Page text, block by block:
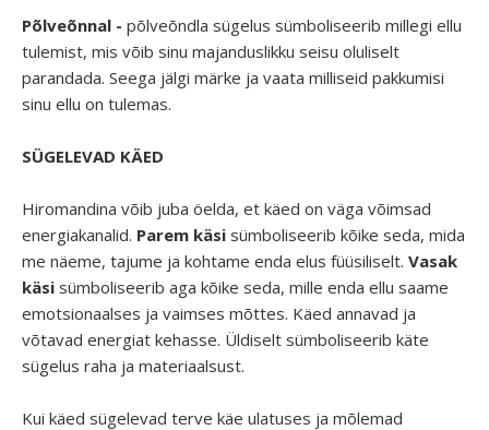
Põlveõnnal - põlveõndla sügelus sümboliseerib millegi ellu
tulemist, mis võib sinu majanduslikku seisu oluliselt
parandada. Seega jälgi märke ja vaata milliseid pakkumisi
sinu ellu on tulemas.
SÜGELEVAD KÄED
Hiromandina võib juba öelda, et käed on väga võimsad
energiakanalid. Parem käsi sümboliseerib kõike seda, mida
me näeme, tajume ja kohtame enda elus füüsiliselt. Vasak
käsi sümboliseerib aga kõike seda, mille enda ellu saame
emotsionaalses ja vaimses mõttes. Käed annavad ja
võtavad energiat kehasse. Üldiselt sümboliseerib käte
sügelus raha ja materiaalsust.
Kui käed sügelevad terve käe ulatuses ja mõlemad